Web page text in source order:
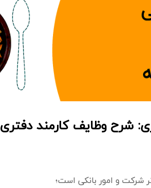
شرح وظایف کارمند دفتری
شرکت و امور بانکی است؛